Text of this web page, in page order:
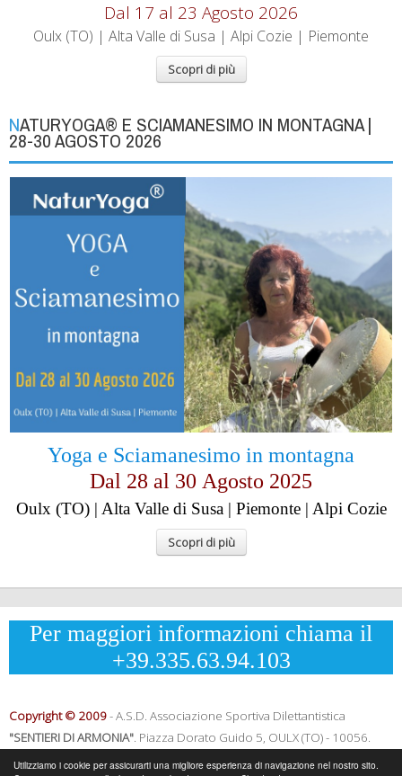
Utilizziamo i cookie per assicurarti una migliore esperienza di navigazione nel nostro sito.
Dal 17 al 23 Agosto 2026
Oulx (TO) | Alta Valle di Susa | Alpi Cozie | Piemonte
Scopri di più
NATURYOGA® E SCIAMANESIMO IN MONTAGNA |
28-30 AGOSTO 2026
Yoga e Sciamanesimo in montagna
Dal 28 al 30 Agosto 2025
Oulx (TO) | Alta Valle di Susa | Piemonte | Alpi Cozie
Scopri di più
Per maggiori informazioni chiama il
+39.335.63.94.103
Copyright © 2009- A.S.D. Associazione Sportiva Dilettantistica
"SENTIERI DI ARMONIA". Piazza Dorato Guido 5, OULX (TO) - 10056.